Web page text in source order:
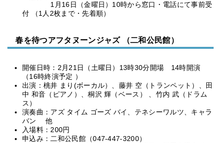
1月16日（金曜日）10時から窓口・電話にて事前受
付 （1人2枚まで・先着順）
春を待つアフタヌーンジャズ （二和公民館）
開催日時：2月21日（土曜日）13時30分開場 14時開演
（16時終演予定 ）
出演：桃井 まり(ボーカル）、藤井 空（トランペット）、田
中 和音（ピアノ）、桐沢 輝（ベース） 、竹内 武（ドラム
ス）
演奏曲：アズ タイム ゴーズ バイ、テネシーワルツ、キャラ
バン 他
入場料：200円
申込み：二和公民館（047-447-3200）